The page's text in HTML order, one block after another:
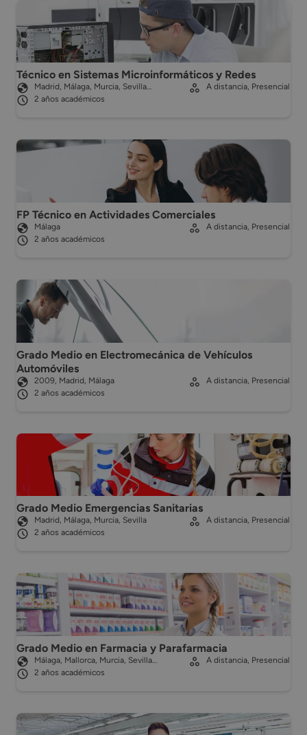
Técnico en Sistemas Microinformáticos y Redes
Madrid, Málaga, Murcia, Sevilla…
2 años académicos
A distancia, Presencial
FP Técnico en Actividades Comerciales
Málaga
2 años académicos
A distancia, Presencial
Grado Medio en Electromecánica de Vehículos
Automóviles
2009, Madrid, Málaga
2 años académicos
A distancia, Presencial
Grado Medio Emergencias Sanitarias
Madrid, Málaga, Murcia, Sevilla
2 años académicos
A distancia, Presencial
Grado Medio en Farmacia y Parafarmacia
Málaga, Mallorca, Murcia, Sevilla…
2 años académicos
A distancia, Presencial